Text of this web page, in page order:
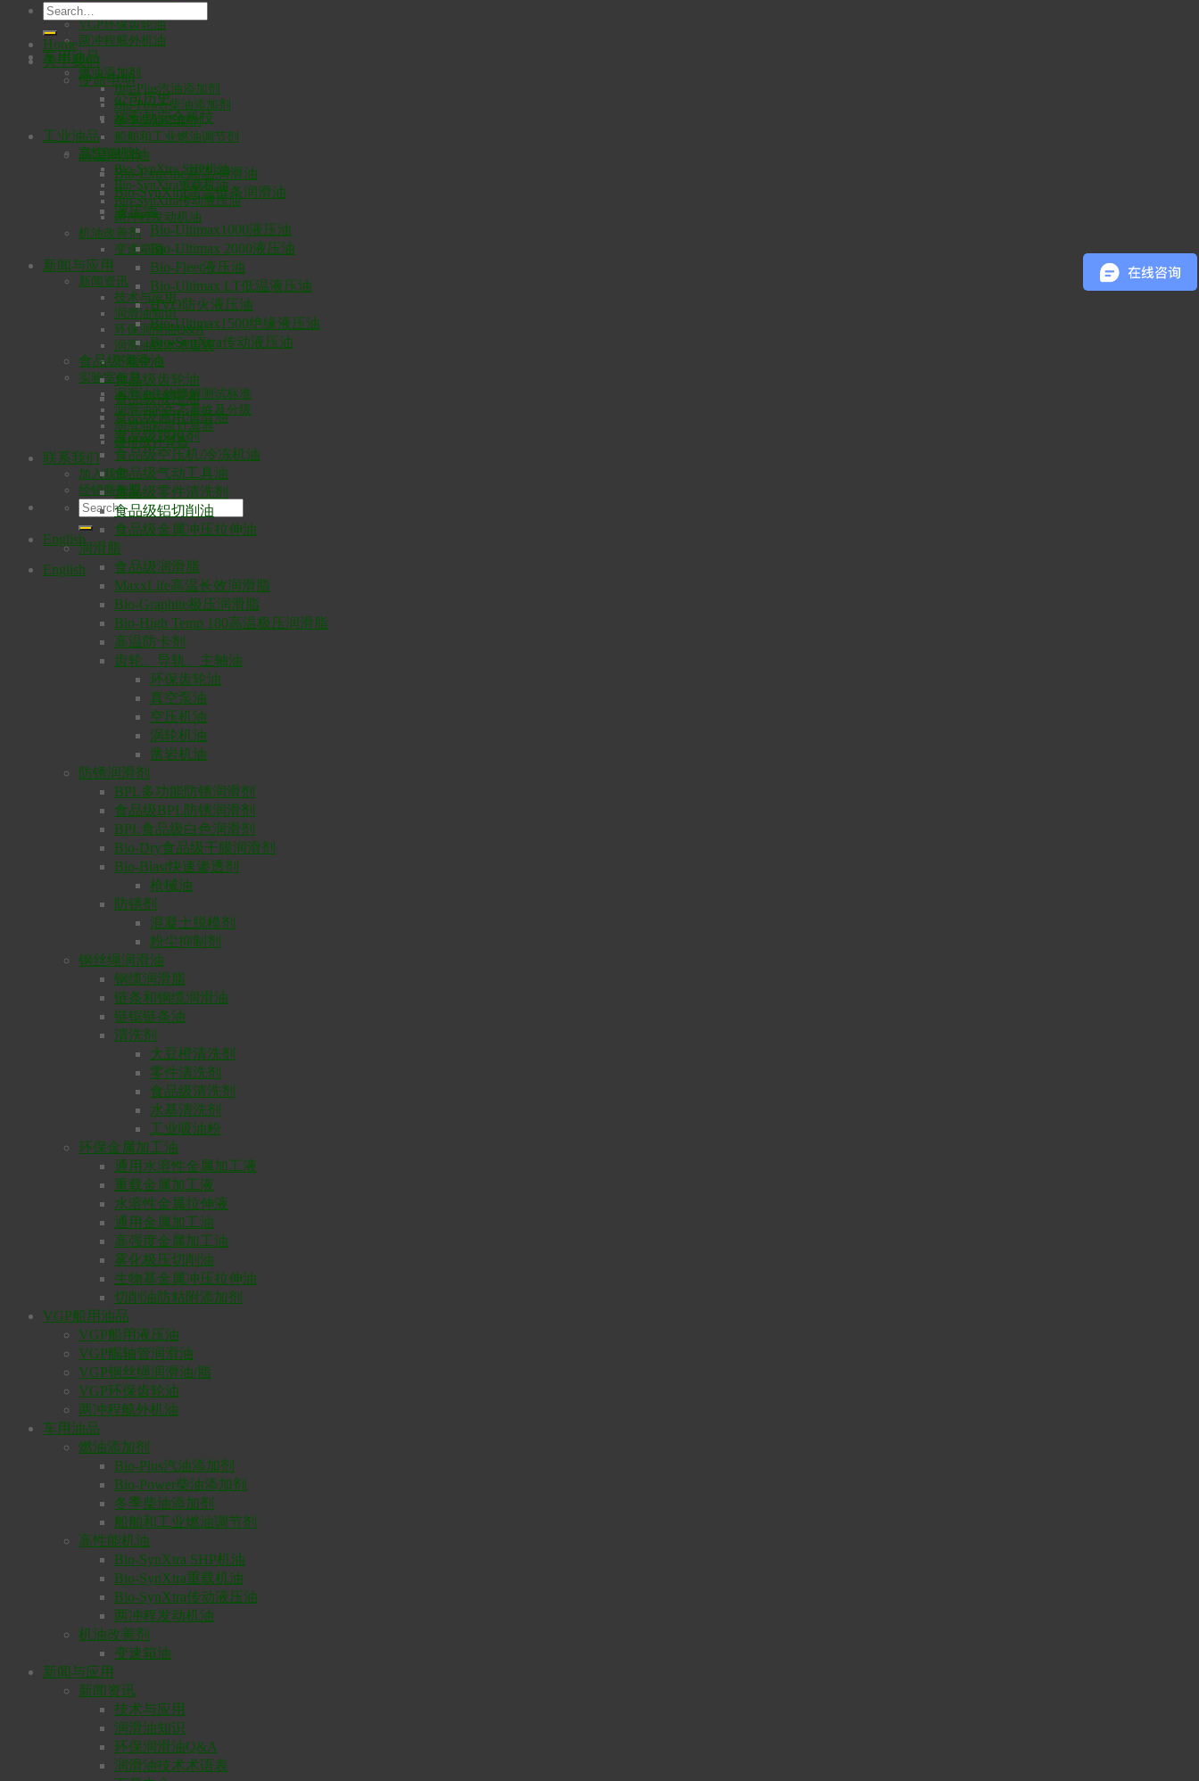
VGP钢丝绳润滑油/脂
VGP环保齿轮油
两冲程舷外机油
车用油品
燃油添加剂
Bio-Plus汽油添加剂
Bio-Power柴油添加剂
冬季柴油添加剂
船舶和工业燃油调节剂
高性能机油
Bio-SynXtra SHP机油
Bio-SynXtra重载机油
Bio-SynXtra传动液压油
两冲程发动机油
机油改善剂
变速箱油
新闻与应用
新闻资讯
技术与应用
润滑油知识
环保润滑油Q&A
润滑油技术术语表
下载中心
实验室信息
润滑油生物降解测试标准
润滑油的生态毒性及分级
润滑油粘度计算器
碳排放计算器
联系我们
加入我们
经销商加盟
English
English
Home
关于我们
使命申明
公司历史
瑞安勃安全科技
工业油品
高温润滑油
Bio-Extreme高温润滑油
Bio-SynXtra高温链条润滑油
液压油
Bio-Ultimax1000液压油
Bio-Ultimax 2000液压油
Bio-Fleet液压油
Bio-Ultimax LT低温液压油
HVO防火液压油
Bio-Ultimax1500绝缘液压油
Bio-SynXtra传动液压油
食品级润滑油
食品级齿轮油
食品级液压油
食品级通用润滑油
食品级脱模剂
食品级空压机/冷冻机油
食品级气动工具油
食品级零件清洗剂
食品级铝切削油
食品级金属冲压拉伸油
润滑脂
食品级润滑脂
MaxxLife高温长效润滑脂
Bio-Graphite极压润滑脂
Bio-High Temp 180高温极压润滑脂
高温防卡剂
齿轮、导轨、主轴油
环保齿轮油
真空泵油
空压机油
涡轮机油
凿岩机油
防锈润滑剂
BPL多功能防锈润滑剂
食品级BPL防锈润滑剂
BPL食品级白色润滑剂
Bio-Dry食品级干膜润滑剂
Bio-Blast快速渗透剂
枪械油
防锈剂
混凝土脱模剂
粉尘抑制剂
钢丝绳润滑油
钢缆润滑脂
链条和钢缆润滑油
链锯链条油
清洗剂
大豆橙清洗剂
零件清洗剂
食品级清洗剂
水基清洗剂
工业吸油粉
环保金属加工油
通用水溶性金属加工液
重载金属加工液
水溶性金属拉伸液
通用金属加工油
高强度金属加工油
雾化极压切削油
生物基金属冲压拉伸油
切削油防粘附添加剂
VGP船用油品
VGP船用液压油
VGP艉轴管润滑油
VGP钢丝绳润滑油/脂
VGP环保齿轮油
两冲程舷外机油
车用油品
燃油添加剂
Bio-Plus汽油添加剂
Bio-Power柴油添加剂
冬季柴油添加剂
船舶和工业燃油调节剂
高性能机油
Bio-SynXtra SHP机油
Bio-SynXtra重载机油
Bio-SynXtra传动液压油
两冲程发动机油
机油改善剂
变速箱油
新闻与应用
新闻资讯
技术与应用
润滑油知识
环保润滑油Q&A
润滑油技术术语表